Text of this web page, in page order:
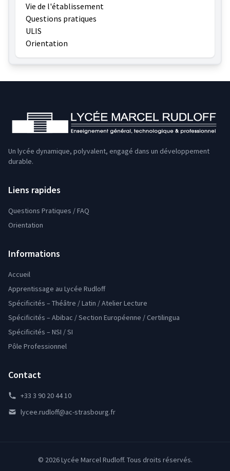
Vie de l'établissement
Questions pratiques
ULIS
Orientation
Un lycée dynamique, polyvalent, engagé dans un développement
durable.
Liens rapides
Questions Pratiques / FAQ
Orientation
Informations
Accueil
Apprentissage au Lycée Rudloff
Spécificités – Théâtre / Latin / Atelier Lecture
Spécificités – Abibac / Section Européenne / Certilingua
Spécificités – NSI / SI
Pôle Professionnel
Contact
+33 3 90 20 44 10
lycee.rudloff@ac-strasbourg.fr
© 2026 Lycée Marcel Rudloff. Tous droits réservés.